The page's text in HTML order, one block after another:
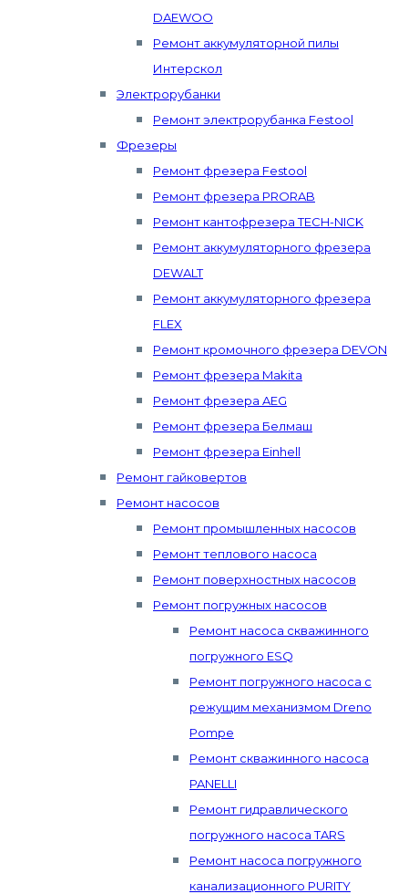
DAEWOO
Ремонт аккумуляторной пилы
Интерскол
Электрорубанки
Ремонт электрорубанка Festool
Фрезеры
Ремонт фрезера Festool
Ремонт фрезера PRORAB
Ремонт кантофрезера TECH-NICK
Ремонт аккумуляторного фрезера
DEWALT
Ремонт аккумуляторного фрезера
FLEX
Ремонт кромочного фрезера DEVON
Ремонт фрезера Makita
Ремонт фрезера AEG
Ремонт фрезера Белмаш
Ремонт фрезера Einhell
Ремонт гайковертов
Ремонт насосов
Ремонт промышленных насосов
Ремонт теплового насоса
Ремонт поверхностных насосов
Ремонт погружных насосов
Ремонт насоса скважинного
погружного ESQ
Ремонт погружного насоса с
режущим механизмом Dreno
Pompe
Ремонт скважинного насоса
PANELLI
Ремонт гидравлического
погружного насоса TARS
Ремонт насоса погружного
канализационного PURITY